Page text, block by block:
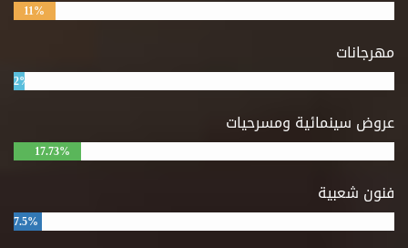
11%
مهرجانات
2%
عروض سينمائية ومسرحيات
17.73%
فنون شعبية
7.5%